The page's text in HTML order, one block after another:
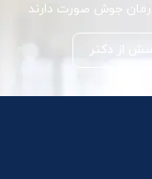
جوش صورت دارند
از دکتر